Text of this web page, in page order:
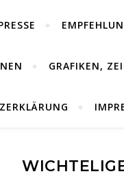
GRAFIKEN,